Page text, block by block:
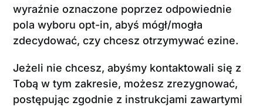
wyraźnie oznaczone poprzez odpowiednie
pola wyboru opt-in, abyś mógł/mogła
zdecydować, czy chcesz otrzymywać ezine.
Jeżeli nie chcesz, abyśmy kontaktowali się z
Tobą w tym zakresie, możesz zrezygnować,
postępując zgodnie z instrukcjami zawartymi